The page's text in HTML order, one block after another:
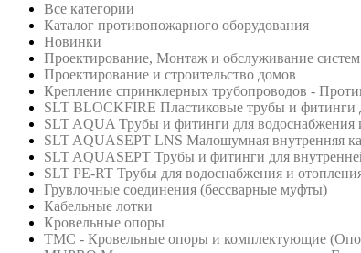
Все категории
Каталог противопожарного оборудования
Новинки
Проектирование, Монтаж и обслуживание
Проектирование и строительство домов
Крепление спринклерных трубопроводов -
SLT BLOCKFIRE Пластиковые трубы и фитинги
SLT AQUA Трубы и фитинги для водоснабжения
SLT AQUASEPT LNS Малошумная внутренняя
SLT AQUASEPT Трубы и фитинги для
SLT PE-RT Трубы для водоснабжения и
Грувлочные соединения (бессварные муфты)
Кабельные лотки
Кровельные опоры
ТМС - Кровельные опоры и комплектующие